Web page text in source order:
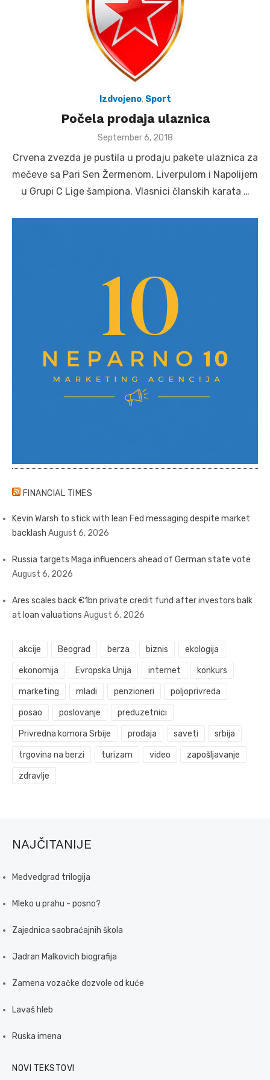
Izdvojeno, Sport
Počela prodaja ulaznica
Posted
September 6, 2018
Crvena zvezda je pustila u prodaju pakete ulaznica za
mečeve sa Pari Sen Žermenom, Liverpulom i Napolijem
u Grupi C Lige šampiona. Vlasnici članskih karata …
FINANCIAL TIMES
Kevin Warsh to stick with lean Fed messaging despite market
backlash August 6, 2026
Russia targets Maga influencers ahead of German state vote
August 6, 2026
Ares scales back €1bn private credit fund after investors balk
at loan valuations August 6, 2026
akcije Beograd berza biznis ekologija
ekonomija Evropska Unija internet konkurs
marketing mladi penzioneri poljoprivreda
posao poslovanje preduzetnici
Privredna komora Srbije prodaja saveti srbija
trgovina na berzi turizam video zapošljavanje
zdravlje
NAJČITANIJE
Medvedgrad trilogija
Mleko u prahu - posno?
Zajednica saobraćajnih škola
Jadran Malkovich biografija
Zamena vozačke dozvole od kuće
Lavaš hleb
Ruska imena
NOVI TEKSTOVI